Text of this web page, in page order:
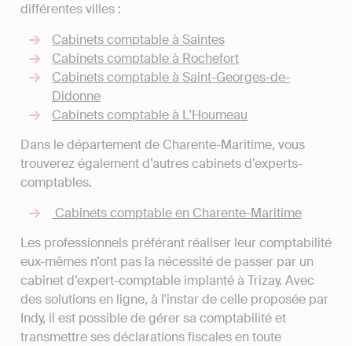
différentes villes :
Cabinets comptable à Saintes
Cabinets comptable à Rochefort
Cabinets comptable à Saint-Georges-de-
Didonne
Cabinets comptable à L'Houmeau
Dans le département de Charente-Maritime, vous
trouverez également d’autres cabinets d’experts-
comptables.
Cabinets comptable en Charente-Maritime
Les professionnels préférant réaliser leur comptabilité
eux-mêmes n’ont pas la nécessité de passer par un
cabinet d’expert-comptable implanté à Trizay. Avec
des solutions en ligne, à l'instar de celle proposée par
Indy, il est possible de gérer sa comptabilité et
transmettre ses déclarations fiscales en toute